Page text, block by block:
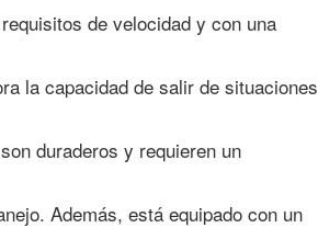
de velocidad y con una
la capacidad de salir de situaciones
duraderos y requieren un
Además, está equipado con un